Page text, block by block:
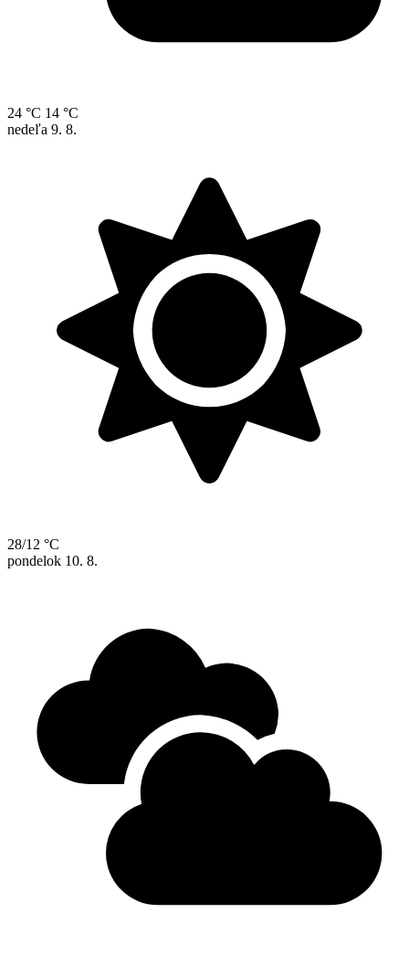
24 °C 14 °C
nedeľa 9. 8.
28/12 °C
pondelok 10. 8.